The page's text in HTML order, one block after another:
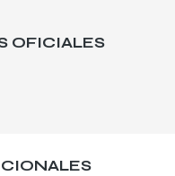
OFICIALES